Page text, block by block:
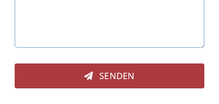
SENDEN